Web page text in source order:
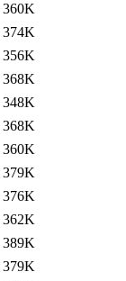
360K
374K
356K
368K
348K
368K
360K
379K
376K
362K
389K
379K